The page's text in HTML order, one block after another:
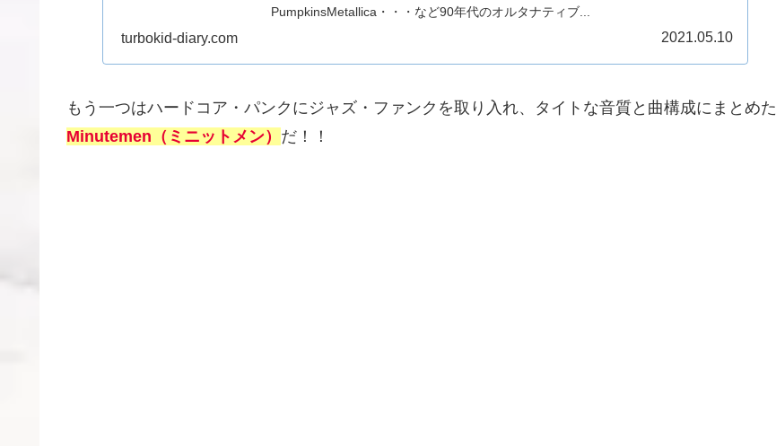
PumpkinsMetallica・・・など90年代のオルタナティブ...
turbokid-diary.com 2021.05.10
もう一つはハードコア・パンクにジャズ・ファンクを取り入れ、タイトな音質と曲構成にまとめた
Minutemen（ミニットメン） だ！！